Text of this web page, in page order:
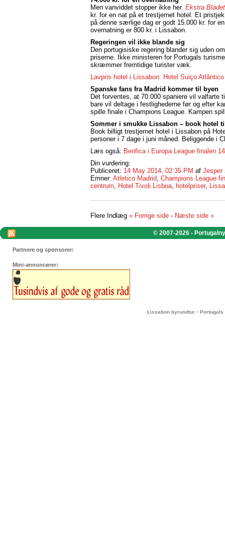
Men vanviddet stopper ikke her. Ekstra Bladet
kr. for en nat på et trestjernet hotel. Et
på denne særlige dag er godt 15.000 kr. for
overnatning er 800 kr. i Lissabon.
Regeringen vil ikke blande sig
Den portugisiske regering blander sig uden
priserne. Ikke ministeren for Portugals
skræmmer fremtidige turister væk.
Lavpris hotel i Lissabon: Hotel Suiço Atlântico
Spanske fans fra Madrid kommer til byen
Det forventes, at 70.000 spaniere vil valfarte
bare vil deltage i festlighederne før og efter
spille finale i Champions League. Kampen
Sommer i smukke Lissabon – book hotel
Book billigt trestjernet hotel i Lissabon på
personer i 7 dage i juni måned. Beliggende i
Læs også: Benfica i Europa League finalen
Din vurdering:
Publiceret: 14 May 2014, 02:35 PM af Jesper
Emner: Atletico Madrid Champions League
centrum
Hotel Tivoli Lisboa hotelpriser,
Flere Indlæg « Forrige side - Næste side »
© 2007-2026 -
Partnere og sponsorer:
Mini-annoncører:
Lissabon byrundtur - Portugals